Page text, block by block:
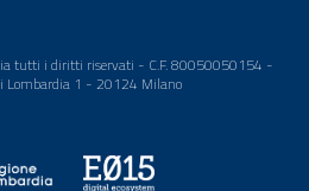
tutti i diritti riservati - C.F. 80050050154 -
Lombardia 1 - 20124 Milano